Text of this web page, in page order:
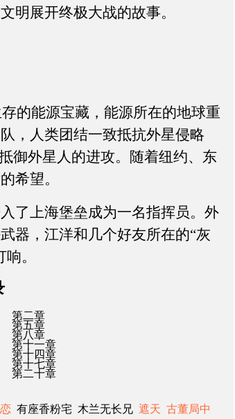
明展开终极大战的故事。
的能源宝藏，能源所在的地球重
，人类团结一致抵抗外星侵略
御外星人的进攻。随着纽约、东
希望。
上海堡垒成为一名指挥员。外
器，江洋和几个好友所在的“灰
。
第二章
第五章
第八章
第十一章
第十四章
第十七章
第二十章
有座香粉宅 木兰无长兄 遮天 古董局中